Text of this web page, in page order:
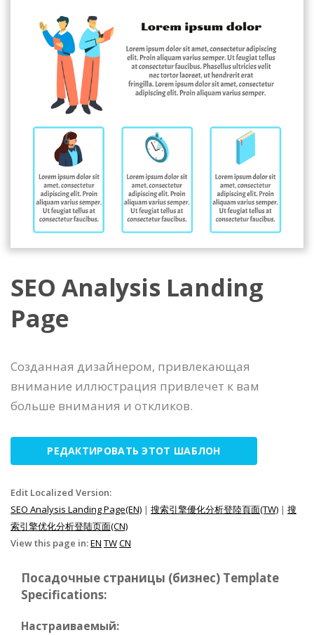
SEO Analysis Landing
Page
Созданная дизайнером, привлекающая
внимание иллюстрация привлечет к вам
больше внимания и откликов.
РЕДАКТИРОВАТЬ ЭТОТ ШАБЛОН
Edit Localized Version:
SEO Analysis Landing Page(EN) | 搜索引擎優化分析登陸頁面(TW) | 搜
索引擎优化分析登陆页面(CN)
View this page in:EN TWCN
Посадочные страницы (бизнес) Template
Specifications:
Настраиваемый: